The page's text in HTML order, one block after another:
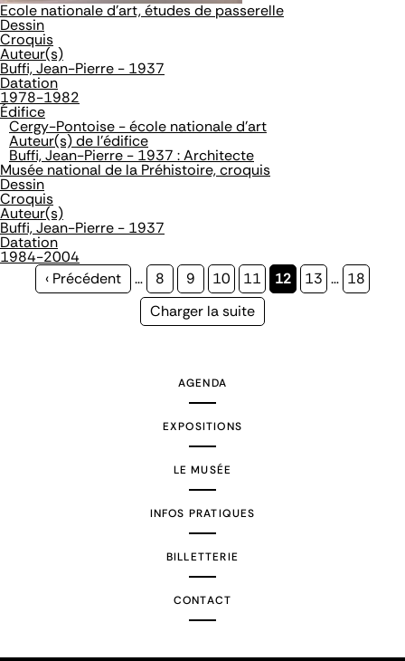
Ecole nationale d'art, études de passerelle
Dessin
Croquis
Auteur(s)
Buffi, Jean-Pierre - 1937
Datation
1978-1982
Édifice
Cergy-Pontoise - école nationale d'art
Auteur(s) de l'édifice
Buffi, Jean-Pierre - 1937 : Architecte
Musée national de la Préhistoire, croquis
Dessin
Croquis
Auteur(s)
Buffi, Jean-Pierre - 1937
Datation
1984-2004
Page
‹ Précédent … Page
8 Page
9 Page
10 Page
11
Page
12 Page
13 … Page
18
Page
Charger la suite
AGENDA
EXPOSITIONS
LE MUSÉE
INFOS PRATIQUES
BILLETTERIE
CONTACT